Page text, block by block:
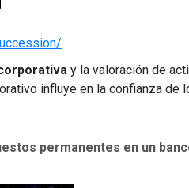
y la valoración de
influye en la confianza de
permanentes en un